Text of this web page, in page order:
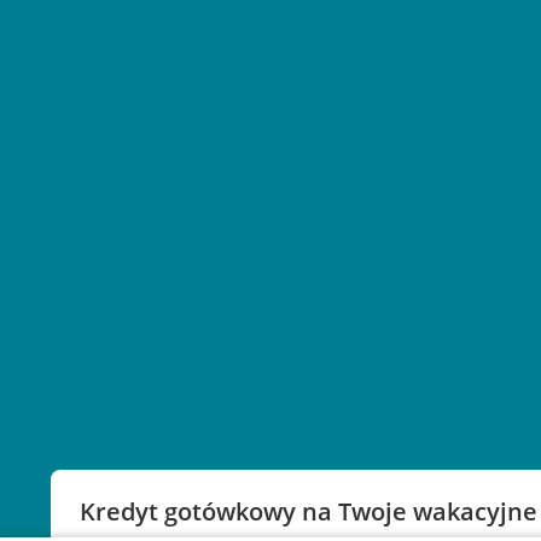
Kredyt gotówkowy na Twoje